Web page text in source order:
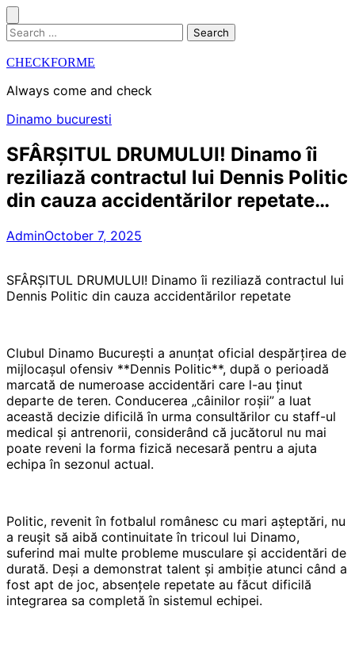
Skip
to
content
Search
CHECKFORME
Always come and check
Dinamo bucuresti
SFÂRȘITUL DRUMULUI! Dinamo îi
reziliază contractul lui Dennis Politic
din cauza accidentărilor repetate…
AdminOctober 7, 2025
SFÂRȘITUL DRUMULUI! Dinamo îi reziliază contractul lui
Dennis Politic din cauza accidentărilor repetate
Clubul Dinamo București a anunțat oficial despărțirea de
mijlocașul ofensiv **Dennis Politic**, după o perioadă
marcată de numeroase accidentări care l-au ținut
departe de teren. Conducerea „câinilor roșii” a luat
această decizie dificilă în urma consultărilor cu staff-ul
medical și antrenorii, considerând că jucătorul nu mai
poate reveni la forma fizică necesară pentru a ajuta
echipa în sezonul actual.
Politic, revenit în fotbalul românesc cu mari așteptări, nu
a reușit să aibă continuitate în tricoul lui Dinamo,
suferind mai multe probleme musculare și accidentări de
durată. Deși a demonstrat talent și ambiție atunci când a
fost apt de joc, absențele repetate au făcut dificilă
integrarea sa completă în sistemul echipei.